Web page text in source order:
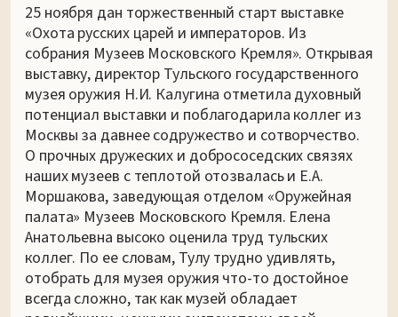
25 ноября дан торжественный старт выставке
«Охота русских царей и императоров. Из
собрания Музеев Московского Кремля». Открывая
выставку, директор Тульского государственного
музея оружия Н.И. Калугина отметила духовный
потенциал выставки и поблагодарила коллег из
Москвы за давнее содружество и сотворчество.
О прочных дружеских и добрососедских связях
наших музеев с теплотой отозвалась и Е.А.
Моршакова, заведующая отделом «Оружейная
палата» Музеев Московского Кремля. Елена
Анатольевна высоко оценила труд тульских
коллег. По ее словам, Тулу трудно удивлять,
отобрать для музея оружия что-то достойное
всегда сложно, так как музей обладает